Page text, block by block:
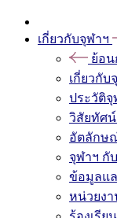
เกี่ยวกับจุฬาฯ
ย้อ
เกี่ยวกับ
ประวัติจุ
วิสัยทัศ
อัตลักษ
จุฬาฯ กั
ข้อมูลแ
หน่วยง